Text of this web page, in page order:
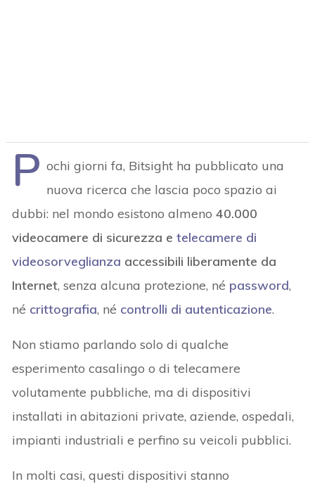
P ochi giorni fa, Bitsight ha pubblicato una
nuova ricerca che lascia poco spazio ai
dubbi: nel mondo esistono almeno40.000
videocamere di sicurezza etelecamere di
videosorveglianza accessibili liberamente da
Internet, senza alcuna protezione, né password,
né crittografia, né controlli di autenticazione.
Non stiamo parlando solo di qualche
esperimento casalingo o di telecamere
volutamente pubbliche, ma di dispositivi
installati in abitazioni private, aziende, ospedali,
impianti industriali e perfino su veicoli pubblici.
In molti casi, questi dispositivi stanno